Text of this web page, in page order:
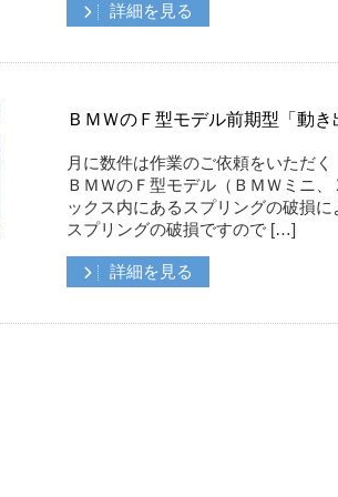
詳細を見る
ＢＭＷのＦ型モデル前期型「動
月に数件は作業のご依頼をいただ
ＢＭＷのＦ型モデル（ＢＭＷミニ
ックス内にあるスプリングの破損
スプリングの破損ですので […]
詳細を見る